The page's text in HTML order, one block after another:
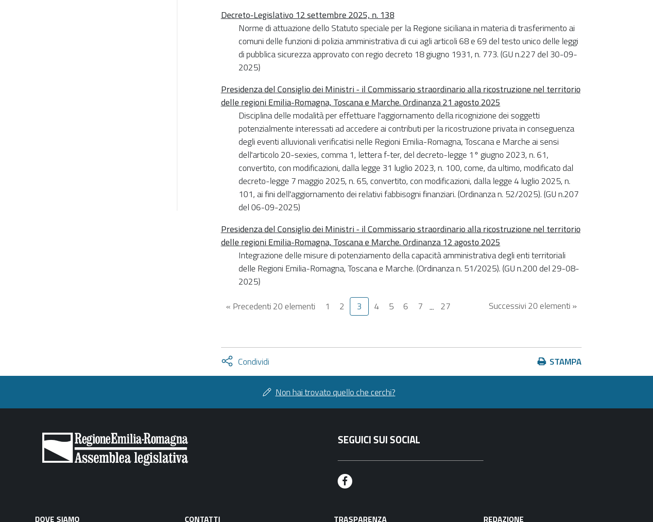
Decreto-Legislativo 12 settembre 2025, n. 138
Norme di attuazione dello Statuto speciale per la Regione siciliana in materia di trasferimento ai
comuni delle funzioni di polizia amministrativa di cui agli articoli 68 e 69 del testo unico delle leggi
di pubblica sicurezza approvato con regio decreto 18 giugno 1931, n. 773. (GU n.227 del 30-09-
2025)
Presidenza del Consiglio dei Ministri - il Commissario straordinario alla ricostruzione nel territorio
delle regioni Emilia-Romagna, Toscana e Marche. Ordinanza 21 agosto 2025
Disciplina delle modalità per effettuare l'aggiornamento della ricognizione dei soggetti
potenzialmente interessati ad accedere ai contributi per la ricostruzione privata in conseguenza
degli eventi alluvionali verificatisi nelle Regioni Emilia-Romagna, Toscana e Marche ai sensi
dell'articolo 20-sexies, comma 1, lettera f-ter, del decreto-legge 1° giugno 2023, n. 61,
convertito, con modificazioni, dalla legge 31 luglio 2023, n. 100, come, da ultimo, modificato dal
decreto-legge 7 maggio 2025, n. 65, convertito, con modificazioni, dalla legge 4 luglio 2025, n.
101, ai fini dell'aggiornamento dei relativi fabbisogni finanziari. (Ordinanza n. 52/2025). (GU n.207
del 06-09-2025)
Presidenza del Consiglio dei Ministri - il Commissario straordinario alla ricostruzione nel territorio
delle regioni Emilia-Romagna, Toscana e Marche. Ordinanza 12 agosto 2025
Integrazione delle misure di potenziamento della capacità amministrativa degli enti territoriali
delle Regioni Emilia-Romagna, Toscana e Marche. (Ordinanza n. 51/2025). (GU n.200 del 29-08-
2025)
« Precedenti 20 elementi
Successivi 20 elementi »
1 2 3 4 5 6 7 ... 27
Azioni
sul
STAMPA
Condividi
facebook
twitter
Attiva
condividi
Non hai trovato quello che cerchi?
SEGUICI SUI SOCIAL
F
DOVE SIAMO CONTATTI TRASPARENZA REDAZIONE